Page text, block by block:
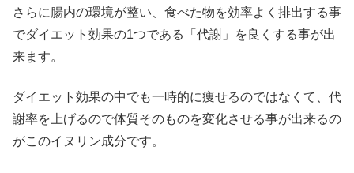
さらに腸内の環境が整い、食べた物を効率よく排出する事
でダイエット効果の1つである「代謝」を良くする事が出
来ます。
ダイエット効果の中でも一時的に痩せるのではなくて、代
謝率を上げるので体質そのものを変化させる事が出来るの
がこのイヌリン成分です。